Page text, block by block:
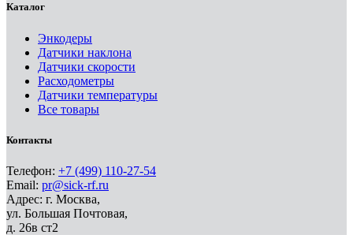
Каталог
Энкодеры
Датчики наклона
Датчики скорости
Расходометры
Датчики температуры
Все товары
Контакты
Телефон: +7 (499) 110-27-54
Email: pr@sick-rf.ru
Адрес: г. Москва,
ул. Большая Почтовая,
д. 26в ст2